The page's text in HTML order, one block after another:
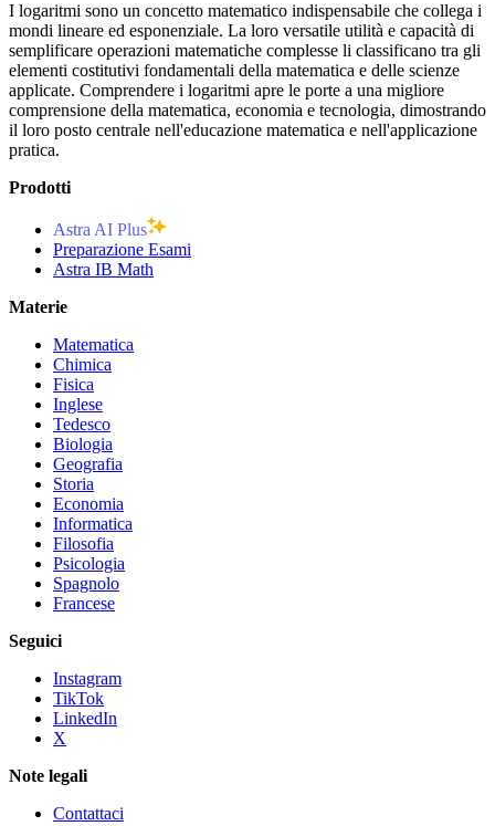
I logaritmi sono un concetto matematico indispensabile che collega i
mondi lineare ed esponenziale. La loro versatile utilità e capacità di
semplificare operazioni matematiche complesse li classificano tra gli
elementi costitutivi fondamentali della matematica e delle scienze
applicate. Comprendere i logaritmi apre le porte a una migliore
comprensione della matematica, economia e tecnologia, dimostrando
il loro posto centrale nell'educazione matematica e nell'applicazione
pratica.
Prodotti
Astra AI Plus
Preparazione Esami
Astra IB Math
Materie
Matematica
Chimica
Fisica
Inglese
Tedesco
Biologia
Geografia
Storia
Economia
Informatica
Filosofia
Psicologia
Spagnolo
Francese
Seguici
Instagram
TikTok
LinkedIn
X
Note legali
Contattaci